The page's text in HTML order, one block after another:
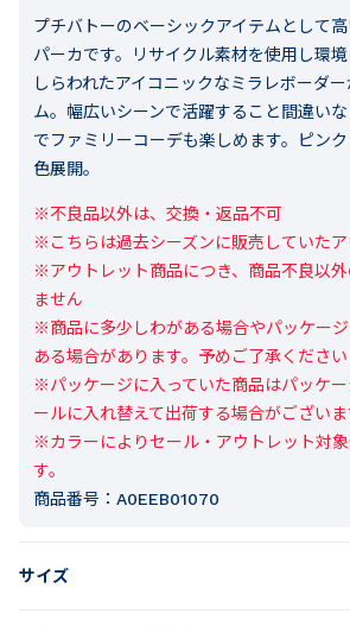
プチバトーのベーシックアイテムとして
パーカです。リサイクル素材を使用し環
しらわれたアイコニックなミラレボーダ
ム。幅広いシーンで活躍すること間違い
でファミリーコーデも楽しめます。ピン
色展開。
※不良品以外は、交換・返品不可
※こちらは過去シーズンに販売していた
※アウトレット商品につき、商品不良以
ません
※商品に多少しわがある場合やパッケー
ある場合があります。予めご了承ください
※パッケージに入っていた商品はパッケ
ールに入れ替えて出荷する場合がございま
※カラーによりセール・アウトレット対
す。
商品番号： A0EEB01070
サイズ